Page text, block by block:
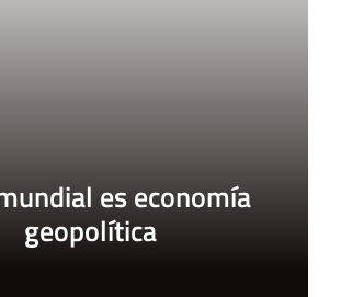
es economía
geopolítica